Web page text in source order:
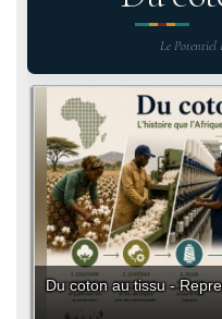
Le Potentiel
Du coton au tissu -